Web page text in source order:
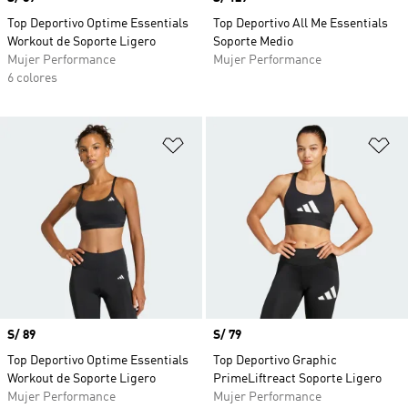
Top Deportivo Optime Essentials
Workout de Soporte Ligero
Mujer Performance
6 colores
Top Deportivo All Me Essentials
Soporte Medio
Mujer Performance
Añadir a la lista de deseos
Precio
S/ 89
Top Deportivo Optime Essentials
Workout de Soporte Ligero
Mujer Performance
Precio
S/ 79
Top Deportivo Graphic
PrimeLiftreact Soporte Ligero
Mujer Performance